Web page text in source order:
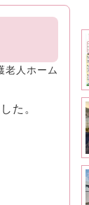
老人ホーム
た。